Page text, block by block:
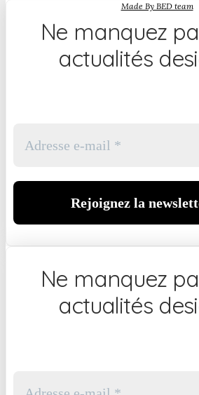
Made By BED team
Ne manquez
actualités
Ne manquez
actualités